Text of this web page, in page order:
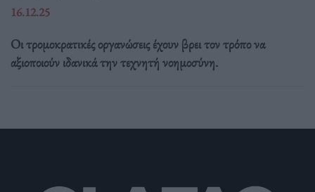
16.12.25
Οι τρομοκρατικές οργανώσεις έχουν βρει τον τρόπο να
αξιοποιούν ιδανικά την τεχνητή νοημοσύνη.